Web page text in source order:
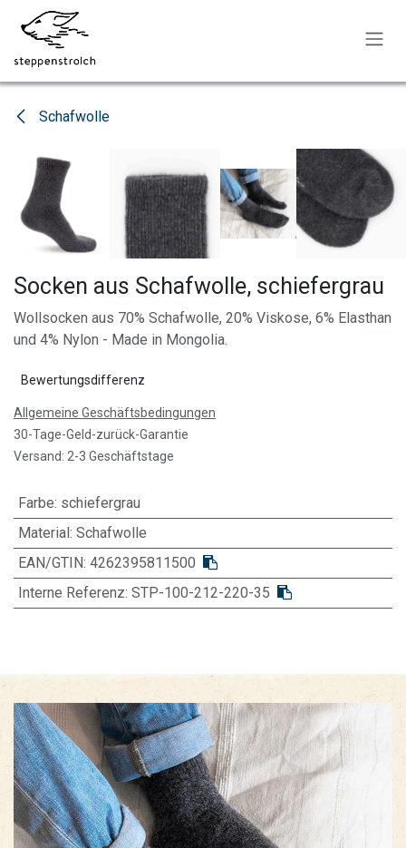
Zum Inhalt springen
Schafwolle
Socken aus Schafwolle, schiefergrau
Wollsocken aus 70% Schafwolle, 20% Viskose, 6% Elasthan
und 4% Nylon - Made in Mongolia.
Bewertungsdifferenz
Allgemeine Geschäftsbedingungen
30-Tage-Geld-zurück-Garantie
Versand: 2-3 Geschäftstage
Farbe: schiefergrau
Material : Schafwolle
EAN/GTIN: 4262395811500
Interne Referenz: STP-100-212-220-35